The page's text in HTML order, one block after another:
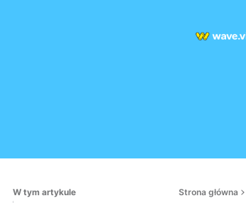
W tym artykule
Strona główna